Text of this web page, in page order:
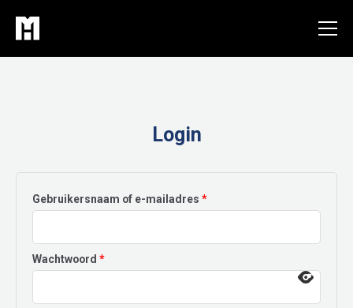
naar
de
Login
Gebruikersnaam of e-mailadres *Vereist
Wachtwoord *Vereist